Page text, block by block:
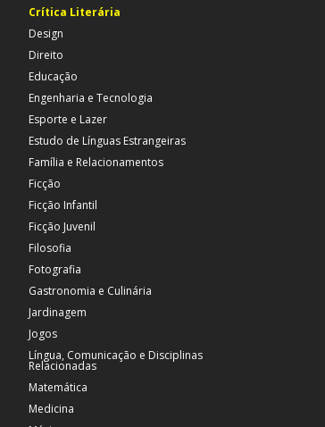
Crítica Literária
Design
Direito
Educação
Engenharia e Tecnologia
Esporte e Lazer
Estudo de Línguas Estrangeiras
Família e Relacionamentos
Ficção
Ficção Infantil
Ficção Juvenil
Filosofia
Fotografia
Gastronomia e Culinária
Jardinagem
Jogos
Língua, Comunicação e Disciplinas
Relacionadas
Matemática
Medicina